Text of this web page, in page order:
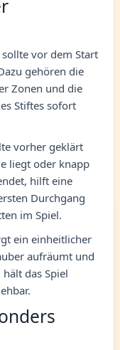
vor dem Start
gehören die
Zonen und die
Stiftes sofort
vorher geklärt
liegt oder knapp
hilft eine
Durchgang
im Spiel.
ein einheitlicher
aufräumt und
das Spiel